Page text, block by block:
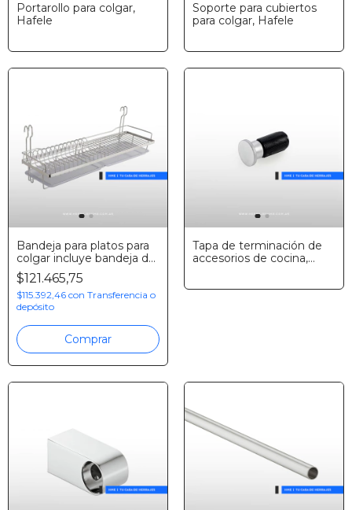
Portarollo para colgar,
Hafele
Soporte para cubiertos
para colgar, Hafele
Bandeja para platos para
colgar incluye bandeja de
plástico, Hafele
$121.465,75
$115.392,46 con Transferencia o
depósito
Comprar
Tapa de terminación de
accesorios de cocina,